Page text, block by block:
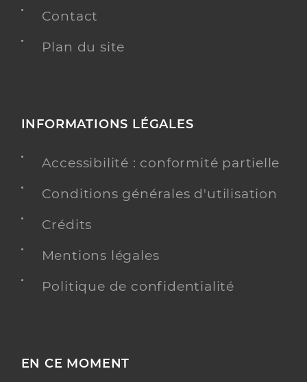
Contact
Plan du site
INFORMATIONS LÉGALES
Accessibilité : conformité partielle
Conditions générales d'utilisation
Crédits
Mentions légales
Politique de confidentialité
EN CE MOMENT